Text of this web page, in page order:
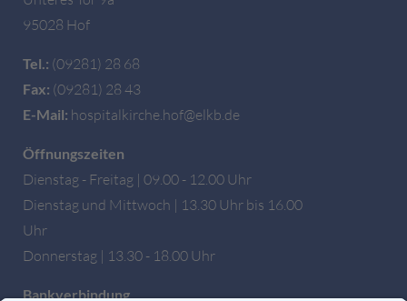
95028 Hof
Tel.: (09281) 28 68
Fax: (09281) 28 43
E-Mail: hospitalkirche.hof@elkb.de
Öffnungszeiten
Dienstag - Freitag | 09.00 - 12.00 Uhr
Dienstag und Mittwoch | 13.30 Uhr bis 16.00
Uhr
Donnerstag | 13.30 - 18.00 Uhr
Bankverbindung